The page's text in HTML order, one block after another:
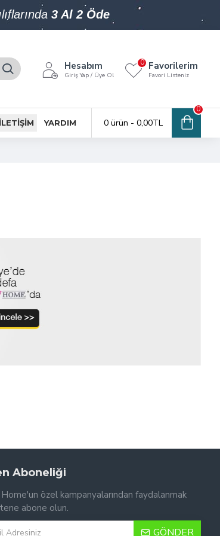
3 Al 2 Öde
Hesabım
Giriş Yap / Üye Ol
Favorilerim
Favori Listeniz
0
İLETIŞIM YARDIM 0 ürün - 0,00TL
0
Aboneliği
Home'un özel kampanyalarından faydalanmak
abone olun.
GÖNDER